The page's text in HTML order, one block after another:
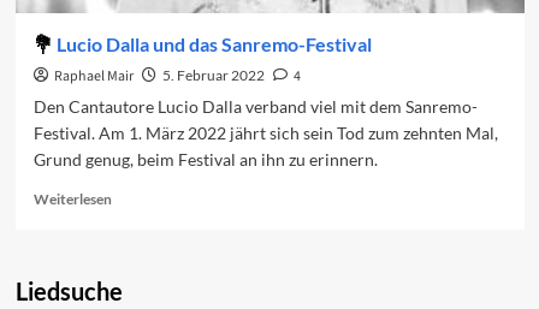
Lucio Dalla und das Sanremo-Festival
Raphael Mair 5. Februar 2022
4
Den Cantautore Lucio Dalla verband viel mit dem Sanremo-
Festival. Am 1. März 2022 jährt sich sein Tod zum zehnten Mal,
Grund genug, beim Festival an ihn zu erinnern.
WeiterlesenRead
Dalla
Liedsuche